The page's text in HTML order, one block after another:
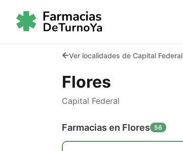
Ver localidades de Capital Federal
Flores
Capital Federal
Farmacias en Flores 56